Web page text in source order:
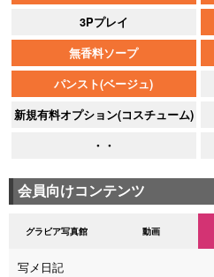
3Pプレイ
無香料ソープ
パンスト(ベージュ)
新規有料オプション(コスチューム)
・・
会員向けコンテンツ
グラビア写真館 動画
写メ日記